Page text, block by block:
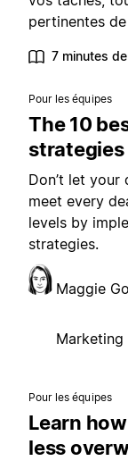
pertinentes
7 minutes
Pour les équipes
The 10
Don’t let
meet every
levels by
strategies.
Maggie
Marketing
Pour les équipes
Learn
less